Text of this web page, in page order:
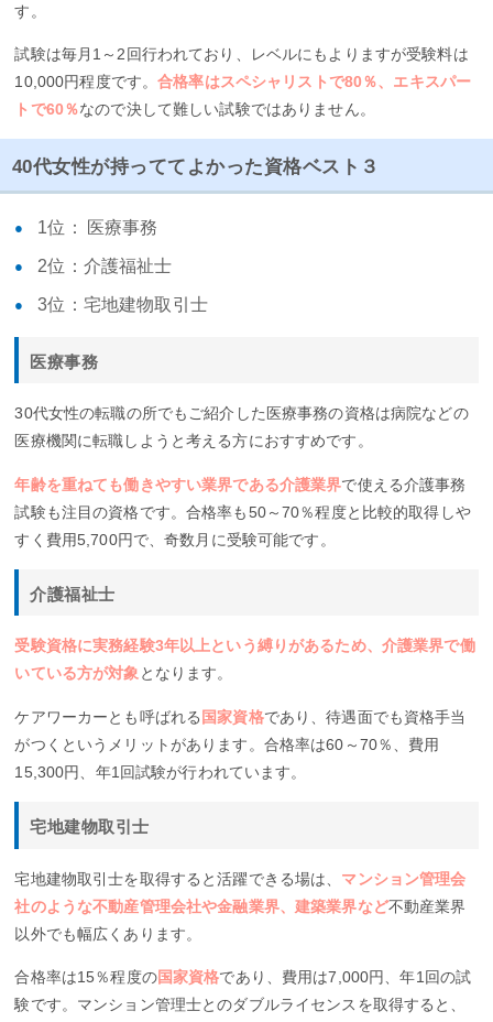
す。
試験は毎月1～2回行われており、レベルにもよりますが受験料は
10,000円程度です。合格率はスペシャリストで80％、エキスパー
トで60％なので決して難しい試験ではありません。
40代女性が持っててよかった資格ベスト３
1位： 医療事務
2位：介護福祉士
3位：宅地建物取引士
医療事務
30代女性の転職の所でもご紹介した医療事務の資格は病院などの
医療機関に転職しようと考える方におすすめです。
年齢を重ねても働きやすい業界である介護業界で使える介護事務
試験も注目の資格です。合格率も50～70％程度と比較的取得しや
すく費用5,700円で、奇数月に受験可能です。
介護福祉士
受験資格に実務経験3年以上という縛りがあるため、介護業界で働
いている方が対象となります。
ケアワーカーとも呼ばれる 国家資格であり、待遇面でも資格手当
がつくというメリットがあります。合格率は60～70％、費用
15,300円、年1回試験が行われています。
宅地建物取引士
宅地建物取引士を取得すると活躍できる場は、 マンション管理会
社のような不動産管理会社や金融業界、建築業界など不動産業界
以外でも幅広くあります。
合格率は15％程度の国家資格であり、費用は7,000円、年1回の試
験です。マンション管理士とのダブルライセンスを取得すると、